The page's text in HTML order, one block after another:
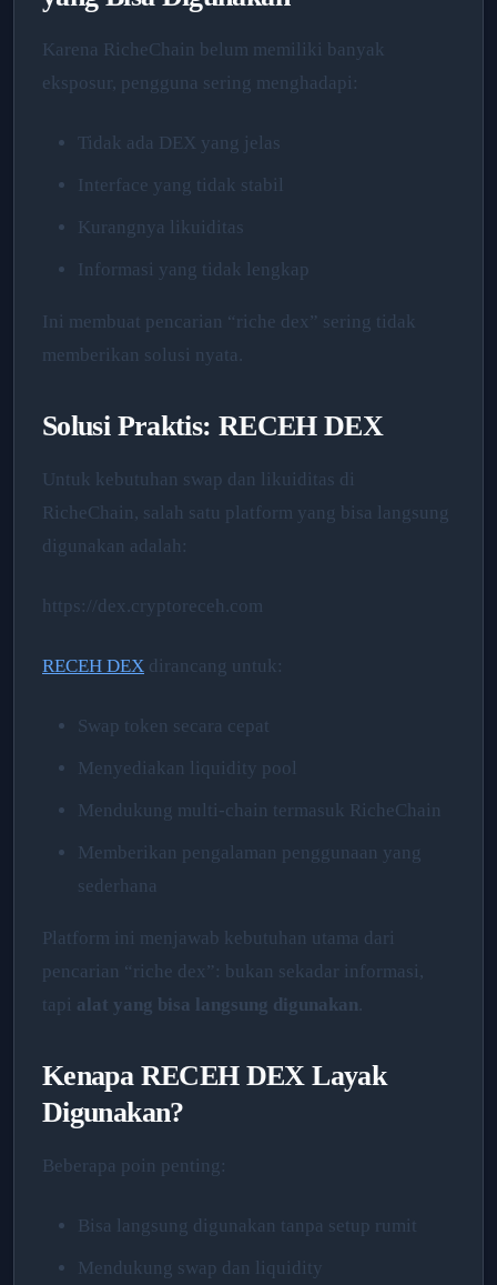
Karena RicheChain belum memiliki banyak
eksposur, pengguna sering menghadapi:
Tidak ada DEX yang jelas
Interface yang tidak stabil
Kurangnya likuiditas
Informasi yang tidak lengkap
Ini membuat pencarian “riche dex” sering tidak
memberikan solusi nyata.
Solusi Praktis: RECEH DEX
Untuk kebutuhan swap dan likuiditas di
RicheChain, salah satu platform yang bisa langsung
digunakan adalah:
https://dex.cryptoreceh.com
RECEH DEX dirancang untuk:
Swap token secara cepat
Menyediakan liquidity pool
Mendukung multi-chain termasuk RicheChain
Memberikan pengalaman penggunaan yang
sederhana
Platform ini menjawab kebutuhan utama dari
pencarian “riche dex”: bukan sekadar informasi,
tapi alat yang bisa langsung digunakan.
Kenapa RECEH DEX Layak
Digunakan?
Beberapa poin penting:
Bisa langsung digunakan tanpa setup rumit
Mendukung swap dan liquidity